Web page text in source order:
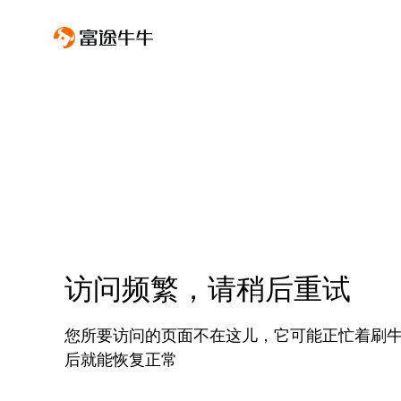
访问频繁，请稍后重试
您所要访问的页面不在这儿，它可能正忙着刷
后就能恢复正常